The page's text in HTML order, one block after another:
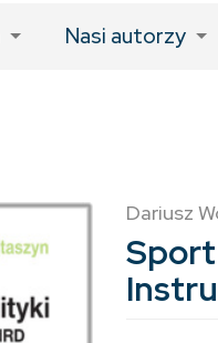
Nasi autorzy
Dariusz